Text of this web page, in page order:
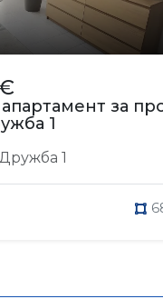
за
1
1